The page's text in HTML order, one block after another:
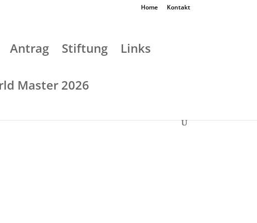
Home Kontakt
Antrag Stiftung Links
Master 2026
und Projekte